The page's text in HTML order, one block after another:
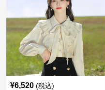
¥6,520 (税込)